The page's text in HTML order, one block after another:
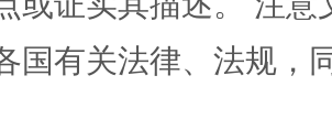
国有关法律、法规，